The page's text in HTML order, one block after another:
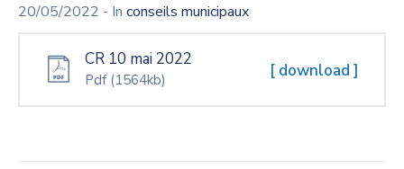
20/05/2022 - In conseils municipaux
CR 10 mai 2022
Pdf (1564kb) [ download ]